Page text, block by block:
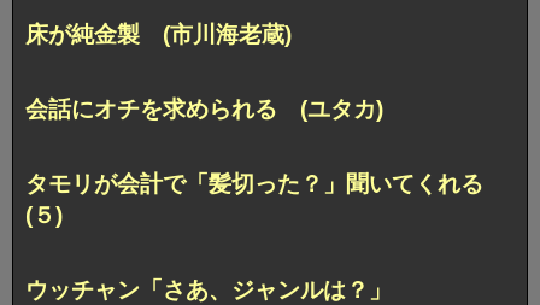
床が純金製 (市川海老蔵)
会話にオチを求められる (ユタカ)
タモリが会計で「髪切った？」聞いてくれる
(５)
ウッチャン「さあ、ジャンルは？」